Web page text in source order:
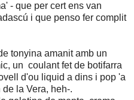
- que per cert ens van
i que penso fer complit
tonyina amanit amb un
un coulant fet de botifarra
d'ou liquid a dins i pop 'a
la Vera, heh-.